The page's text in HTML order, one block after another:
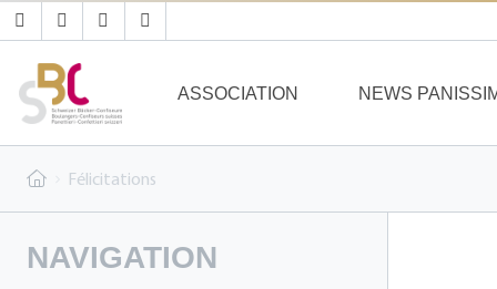
ASSOCIATION NEWS
Félicitations
NAVIGATION